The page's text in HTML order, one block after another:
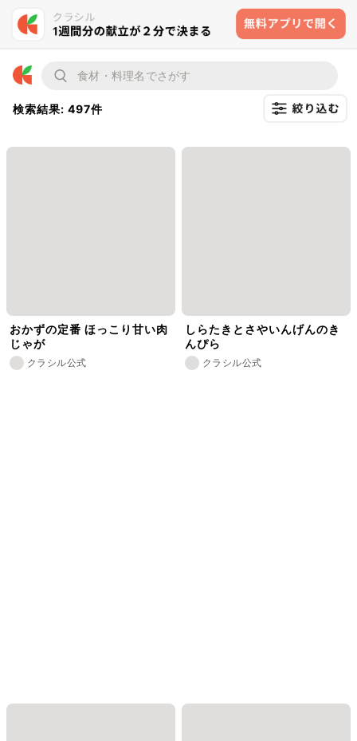
検索結果: 497件
おかずの定番 ほっこり甘い肉
じゃが
クラシル公式
しらたきとさやいんげんのき
んぴら
クラシル公式